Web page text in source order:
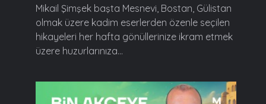
Mikail Şimşek başta Mesnevi, Bostan, Gülistan
olmak üzere kadim eserlerden özenle seçilen
hikayeleri her hafta gönüllerinize ikram etmek
üzere huzurlarınıza...